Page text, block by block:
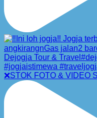
❌STOK FOTO & VIDEO